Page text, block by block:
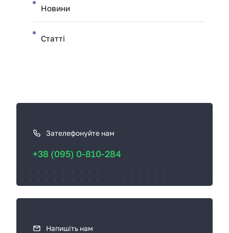
Новини
Статті
К
з
а
Зателефонуйте нам
+38 (095) 0-810-284
Напишіть нам